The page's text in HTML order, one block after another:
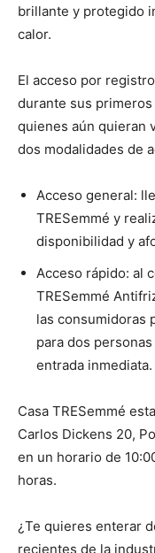
brillante y protegido
calor.
El acceso por
durante sus
quienes aún quieran
dos modalidades de
Acceso general:
TRESemmé y
disponibilidad y
Acceso rápido: al
TRESemmé
las consumidoras
para dos
entrada inmediata.
Casa TRESemmé
Carlos Dickens 20,
en un horario de
horas.
¿Te quieres enterar
recientes de la